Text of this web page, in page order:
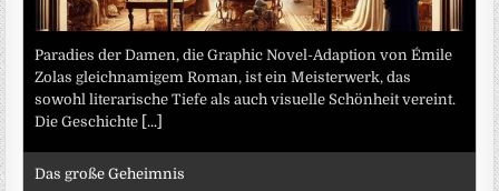
Paradies der Damen, die Graphic Novel-Adaption von Émile
Zolas gleichnamigem Roman, ist ein Meisterwerk, das
sowohl literarische Tiefe als auch visuelle Schönheit vereint.
Die Geschichte [...]
Das große Geheimnis